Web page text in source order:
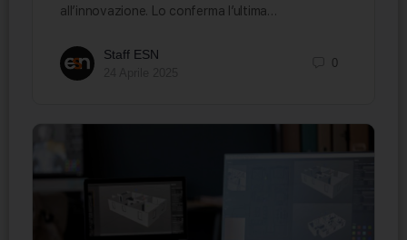
all’innovazione. Lo conferma l’ultima…
Staff ESN
0